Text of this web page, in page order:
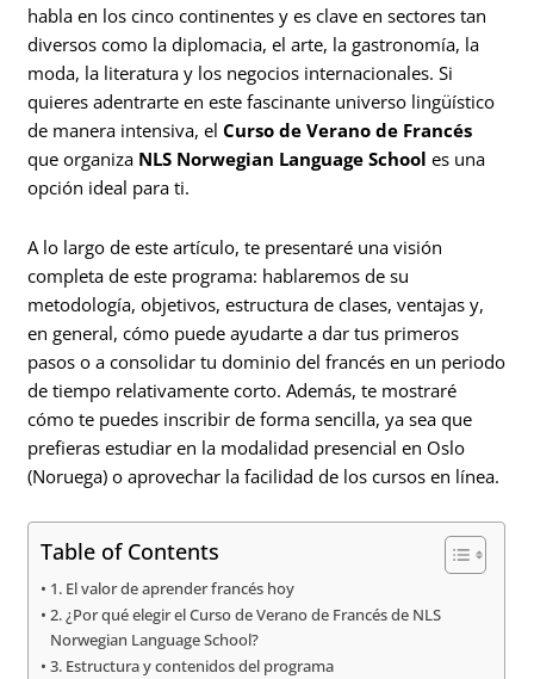
habla en los cinco continentes y es clave en sectores tan
diversos como la diplomacia, el arte, la gastronomía, la
moda, la literatura y los negocios internacionales. Si
quieres adentrarte en este fascinante universo lingüístico
de manera intensiva, elCurso de Verano de Francés
que organiza NLS Norwegian Language School es una
opción ideal para ti.
A lo largo de este artículo, te presentaré una visión
completa de este programa: hablaremos de su
metodología, objetivos, estructura de clases, ventajas y,
en general, cómo puede ayudarte a dar tus primeros
pasos o a consolidar tu dominio del francés en un periodo
de tiempo relativamente corto. Además, te mostraré
cómo te puedes inscribir de forma sencilla, ya sea que
prefieras estudiar en la modalidad presencial en Oslo
(Noruega) o aprovechar la facilidad de los cursos en línea.
Table of Contents
1. El valor de aprender francés hoy
2. ¿Por qué elegir el Curso de Verano de Francés de NLS
Norwegian Language School?
3. Estructura y contenidos del programa